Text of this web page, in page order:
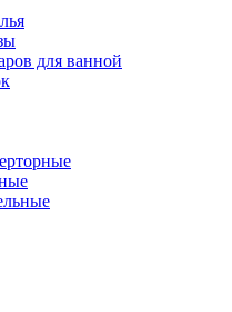
для ванной